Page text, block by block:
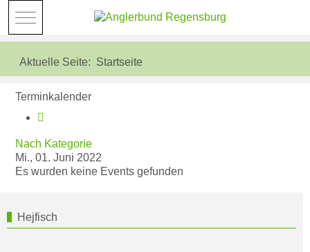
Mobile Menu Toggle
Aktuelle Seite: Startseite
Terminkalender
Nach Kategorie
Mi., 01. Juni 2022
Es wurden keine Events gefunden
Hejfisch